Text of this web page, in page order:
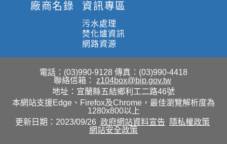
廠商名錄 資訊專區
污水處理
焚化爐資訊
網路資源
電話：(03)990-9128 傳真：(03)990-4418
聯絡信箱：
z104box@bip.gov.tw
地址：宜蘭縣五結鄉利工二路46號
本網站支援Edge、Firefox及Chrome，最佳瀏覽解析度為
1280x800以上
更新日期：2023/09/26 政府網站資料宣告
隱私權政策
網站安全政策